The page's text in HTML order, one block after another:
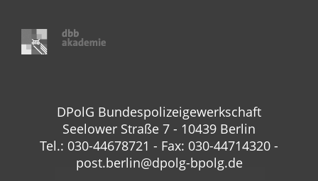
DPolG Bundespolizeigewerkschaft
Seelower Straße 7 - 10439 Berlin
Tel.: 030-44678721 - Fax: 030-44714320 -
post.berlin@dpolg-bpolg.de